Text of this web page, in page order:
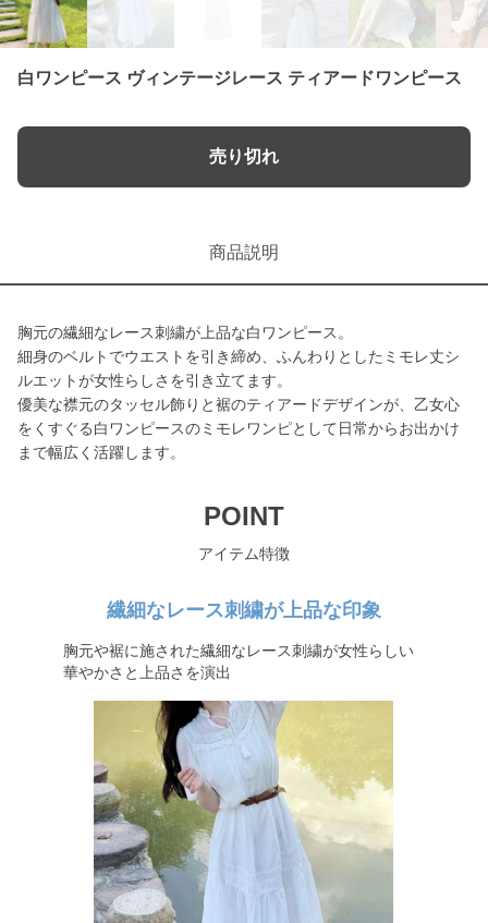
白ワンピース ヴィンテージレース ティアードワンピース
売り切れ
商品説明
胸元の繊細なレース刺繍が上品な白ワンピース。
細身のベルトでウエストを引き締め、ふんわりとしたミモレ丈シ
ルエットが女性らしさを引き立てます。
優美な襟元のタッセル飾りと裾のティアードデザインが、乙女心
をくすぐる白ワンピースのミモレワンピとして日常からお出かけ
まで幅広く活躍します。
POINT
アイテム特徴
繊細なレース刺繍が上品な印象
胸元や裾に施された繊細なレース刺繍が女性らしい
華やかさと上品さを演出